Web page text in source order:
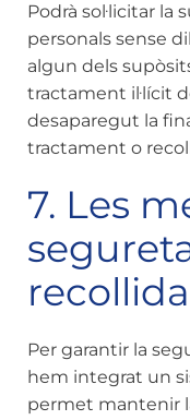
Podrà sol·licitar la
personals sense
algun dels
tractament il·lícit
desaparegut la
tractament o
7. Les
Per garantir la
hem integrat un
permet mantenir